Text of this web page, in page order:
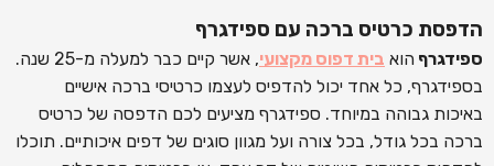
הדפסת כרטיס ברכה עם ספידגרף
ספידגרף הוא בית דפוס מקצועי
, אשר קיים כבר למעלה מ-25 שנה.
בספידגרף, כל אחד יכול להדפיס לעצמו כרטיסי ברכה אישיים
באיכות גבוהה במיוחד. ספידגרף מציעים לכם הדפסה של כרטיס
ברכה בכל גודל, בכל צורה ועל מגוון סוגים של דפים איכותיים. תוכלו